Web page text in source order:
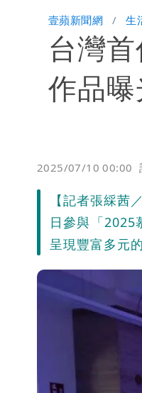
白海豚發
白海豚
壹蘋新聞網 生
台灣
作品
2025/07/10 00:00
【記者張綵
日參與「2025
呈現豐富多元